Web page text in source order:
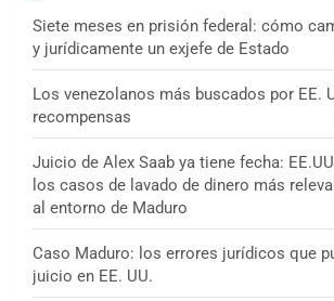
Siete meses en prisión federal: cómo
y jurídicamente un exjefe de Estado
Los venezolanos más buscados por EE.
recompensas
Juicio de Alex Saab ya tiene fecha:
los casos de lavado de dinero más
al entorno de Maduro
Caso Maduro: los errores jurídicos que
juicio en EE. UU.